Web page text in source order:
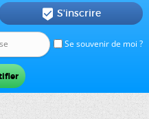
Se souvenir de moi ?
 S'inscrire